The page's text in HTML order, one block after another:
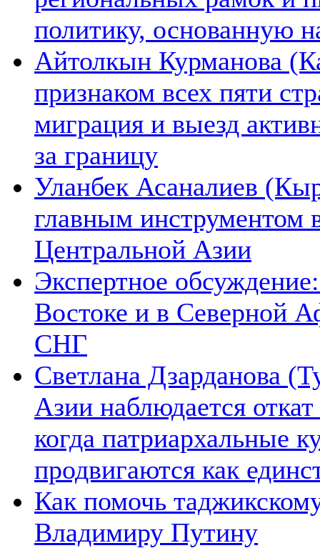
политику, основанную
Айтолкын Курманова
признаком всех пяти
миграция и выезд
за границу
Уланбек Асаналиев
главным инструментом
Центральной Азии
Экспертное
Востоке и в Северной
СНГ
Светлана Дзарданова
Азии наблюдается
когда патриархальные
продвигаются как
Как помочь
Владимиру Путину